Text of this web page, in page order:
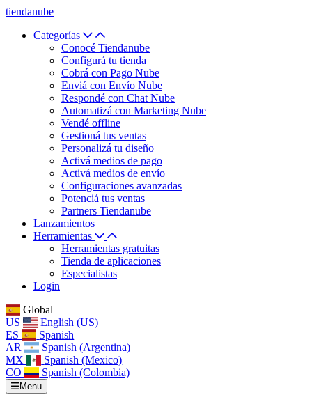
tiendanube
Categorías
Conocé Tiendanube
Configurá tu tienda
Cobrá con Pago Nube
Enviá con Envío Nube
Respondé con Chat Nube
Automatizá con Marketing Nube
Vendé offline
Gestioná tus ventas
Personalizá tu diseño
Activá medios de pago
Activá medios de envío
Configuraciones avanzadas
Potenciá tus ventas
Partners Tiendanube
Lanzamientos
Herramientas
Herramientas gratuitas
Tienda de aplicaciones
Especialistas
Login
Global
US
English (US)
ES
Spanish
AR
Spanish (Argentina)
MX
Spanish (Mexico)
CO
Spanish (Colombia)
Menu